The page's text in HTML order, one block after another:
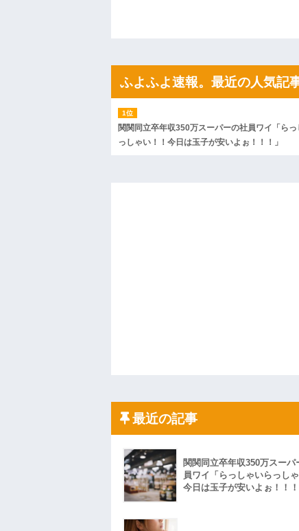
んだ！降りてこいよ！」と怒鳴りだし...
【衝撃】報酬100万円超の治験募集が
【愕然】白のクラウン俺氏、高速道路
wwwwwwwwwwww
百年の恋12-899 食べた量を張り合って
ふよふよ速報。最近の人気記
関関同立卒年収350万スーパーの社員ワイ「らっ
っしゃい！！今日は玉子が安いよぉ！！！」
最近の記事
関関同立卒年収350万スーパ
員ワイ「らっしゃいらっしゃ
今日は玉子が安いよぉ！！！